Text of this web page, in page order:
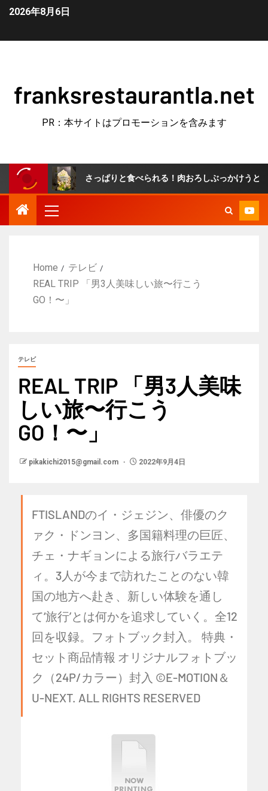
2026年8月6日
franksrestaurantla.net
PR：本サイトはプロモーションを含みます
さっぱりと食べられる！肉おろしぶっかけうどん！ #簡単レ
Home
テレビ
REAL TRIP 「男3人美味しい旅〜行こう
GO！〜」
テレビ
REAL TRIP 「男3人美味
しい旅〜行こう
GO！〜」
pikakichi2015@gmail.com 2022年9月4日
FTISLANDのイ・ジェジン、俳優のク
ァク・ドンヨン、多国籍料理の巨匠、
チェ・ナギョンによる旅行バラエテ
ィ。3人が今まで訪れたことのない韓
国の地方へ赴き、新しい体験を通し
て‘旅行’とは何かを追求していく。全12
回を収録。フォトブック封入。 特典・
セット商品情報 オリジナルフォトブッ
ク（24P/カラー）封入 ©E-MOTION＆
U-NEXT. ALL RIGHTS RESERVED